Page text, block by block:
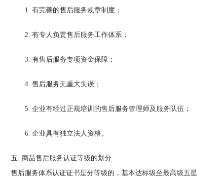
1. 有完善的售后服务规章制度；
2. 有专人负责售后服务工作体系；
3. 有售后服务专项资金保障；
4. 售后服务无重大失误；
5. 企业有经过正规培训的售后服务管理师及服务队伍；
6. 企业具有独立法人资格。
五. 商品售后服务认证等级的划分
售后服务体系认证证书是分等级的，基本达标级至最高级五星